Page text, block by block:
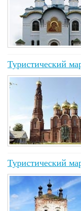
Туристический
Туристический